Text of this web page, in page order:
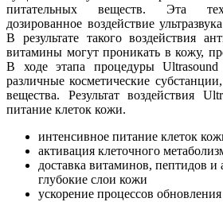
питательных веществ. Эта
дозированное воздействие
В результате такого воздействия
витамины могут проникать в кожу,
В ходе этапа процедуры Ultrasound
различные косметические
вещества. Результат воздействия
питание клеток кожи.
интенсивное питание клеток
активация клеточного
доставка витаминов, пептидов и
глубокие слои кожи
ускорение процессов обновления